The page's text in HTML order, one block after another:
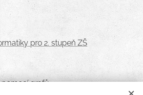
pro 2. stupeň ZŠ
grafů